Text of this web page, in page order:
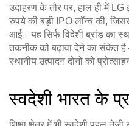
उदाहरण के तौर पर, हाल ही में
रुपये की बड़ी IPO लॉन्च की,
आई। यह सिर्फ विदेशी ब्रांड का
तकनीक को बढ़ावा देने का संकेत है
स्थानीय उत्पादन दोनों को
स्वदेशी भारत के